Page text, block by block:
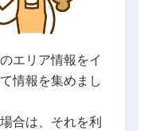
エリア情報をイ
情報を集めまし
合は、それを利